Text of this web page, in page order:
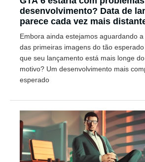
desenvolvimento? Data de
parece cada vez mais
Embora ainda estejamos aguardando
das primeiras imagens do tão
que seu lançamento está mais longe
motivo? Um desenvolvimento mais
esperado